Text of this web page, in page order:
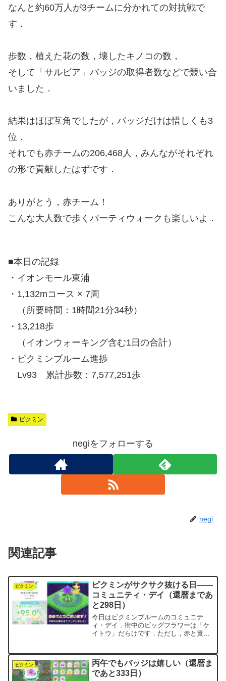
なんと約60万人が3チームに分かれての対抗戦で
す．
歩数，植えた花の数，壊したキノコの数，
そして「サルビア」バッジの取得者数などで競い合
いました．
結果はほぼ互角でしたが，バッジだけは惜しくも3
位．
それでも赤チームの206,468人，みんながそれぞれ
の形で貢献したはずです．
ありがとう，赤チーム！
こんな大人数で歩くパーティウォークも楽しいよ．
■本日の記録
・イオンモール東浦
・1,132mコース × 7周
（所要時間：1時間21分34秒）
・13,218歩
（イオンウォーキング含む1日の合計）
・ピクミンブルーム進捗
Lv93 累計歩数：7,577,251歩
ピクミン
negiをフォローする
negi
関連記事
ピクミン
ピクミンがサクサク抜ける日――
コミュニティ・デイ（還暦まであ
と298日）
今日はピクミンブルームのコミュニテ
ィ・デイ．街中のビッグフラワーは「ケ
イトウ」だらけです．ただし，赤と黄色
無事にバッジもゲット．今回のは赤いケ
イトウバッジでした．3...
ピクミン
丙午でもバッジは嬉しい（還暦ま
であと333日）